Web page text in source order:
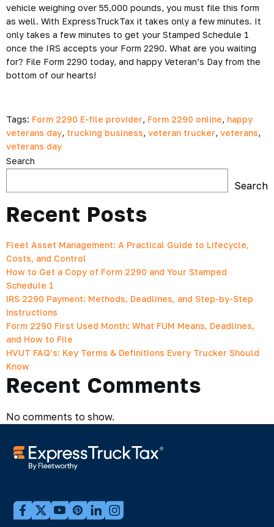
vehicle weighing over 55,000 pounds, you must file this form
as well. With ExpressTruckTax it takes only a few minutes. It
only takes a few minutes to get your Stamped Schedule 1
once the IRS accepts your Form 2290. What are you waiting
for? File Form 2290 today, and happy Veteran’s Day from the
bottom of our hearts!
Tags: Form 2290 E-file provider, Form 2290 online, happy
veterans day, trucking business, veteran trucker, veterans,
veterans day
Search
Search
Recent Posts
Fleet Asset Management: A Practical Guide to Lifecycle,
Costs, and Control
How to Get a Copy of Form 2290 and Your Stamped
Schedule 1
IRS 2290 Payment: Methods, Deadlines, and Step-by-Step
Instructions
Form 2290 First Used Month: What FUM Means, Deadlines,
and How to File
HVUT FAQ’s: Key Terms & Definitions Every Trucker Should
Know
Recent Comments
No comments to show.